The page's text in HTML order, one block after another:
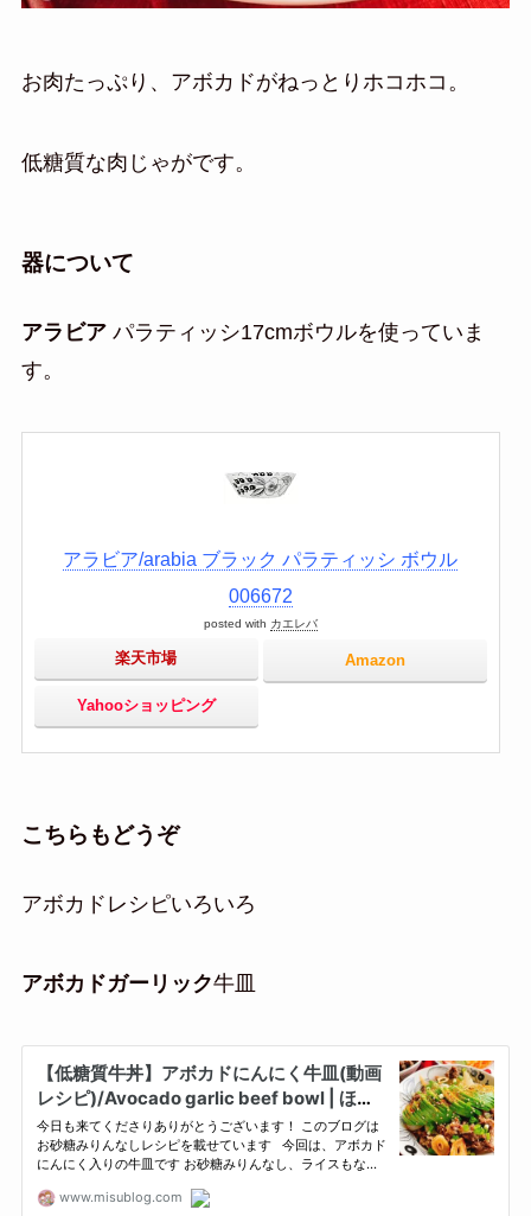
お肉たっぷり、アボカドがねっとりホコホコ。
低糖質な肉じゃがです。
器について
アラビアパラティッシ17cmボウルを使っていま
す。
アラビア/arabia ブラック パラティッシ ボウル
006672
posted with カエレバ
楽天市場 Amazon
Yahooショッピング
こちらもどうぞ
アボカドレシピいろいろ
アボカドガーリック牛皿